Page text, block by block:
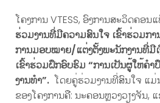
ໂຄງການ VTESS, ອົງການສະວິດຄອນ
ຮ່ວມງານທີ່ມີຄວາມສົນໃຈ ເຂົ້າຮ່ວມກາ
ການມອບໝາຍ/ແຕ່ງຕັ້ງພະນັກງານທີ່ມີ
ເຂົ້າຮ່ວມຝຶກອົບຮົມ “ການເປັນຜູ້ໃຫ້ຄໍາ
ງານທໍາ”. ໂດຍຄູ່ຮ່ວມງານທີ່ສົນໃຈ ແມ່
ຂອງໂຄງການຄື: ນະຄອນຫຼວງວຽງຈັນ,